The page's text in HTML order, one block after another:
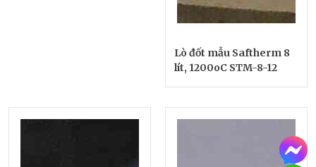
Lò đốt mẫu Saftherm 8
lít, 1200oC STM-8-12